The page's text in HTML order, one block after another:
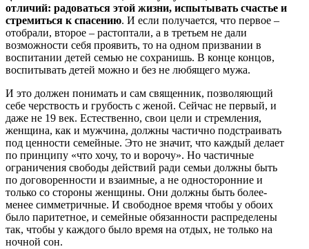
отличий: радоваться этой жизни, испытывать счастье и
стремиться к спасению. И если получается, что первое –
отобрали, второе – растоптали, а в третьем не дали
возможности себя проявить, то на одном призвании в
воспитании детей семью не сохранишь. В конце концов,
воспитывать детей можно и без не любящего мужа.
И это должен понимать и сам священник, позволяющий
себе черствость и грубость с женой. Сейчас не первый, и
даже не 19 век. Естественно, свои цели и стремления,
женщина, как и мужчина, должны частично подстраивать
под ценности семейные. Это не значит, что каждый делает
по принципу «что хочу, то и ворочу». Но частичные
ограничения свободы действий ради семьи должны быть
по договоренности и взаимные, а не односторонние и
только со стороны женщины. Они должны быть более-
менее симметричные. И свободное время чтобы у обоих
было паритетное, и семейные обязанности распределены
так, чтобы у каждого было время на отдых, не только на
ночной сон.